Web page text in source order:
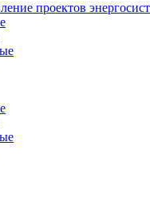
проектов